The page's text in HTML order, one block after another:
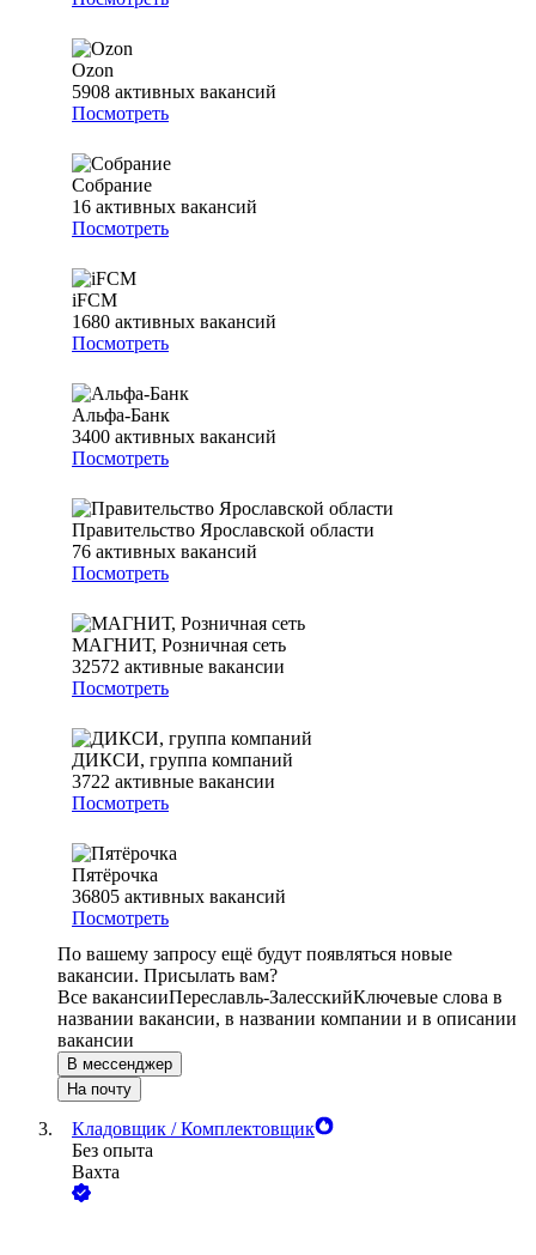
Ozon
5908 активных вакансий
Посмотреть
Собрание
16 активных вакансий
Посмотреть
iFCM
1680 активных вакансий
Посмотреть
Альфа-Банк
3400 активных вакансий
Посмотреть
Правительство Ярославской области
76 активных вакансий
Посмотреть
МАГНИТ, Розничная сеть
32572 активные вакансии
Посмотреть
ДИКСИ, группа компаний
3722 активные вакансии
Посмотреть
Пятёрочка
36805 активных вакансий
Посмотреть
По вашему запросу ещё будут появляться новые
вакансии. Присылать вам?
Все вакансииПереславль-ЗалесскийКлючевые слова в
названии вакансии, в названии компании и в описании
вакансии
В мессенджер
На почту
Кладовщик / Комплектовщик
Без опыта
Вахта